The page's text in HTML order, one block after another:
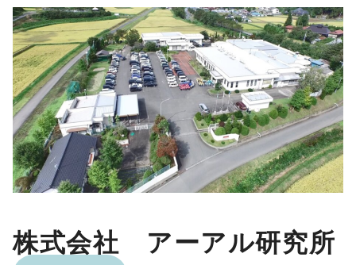
株式会社 アーアル研究所